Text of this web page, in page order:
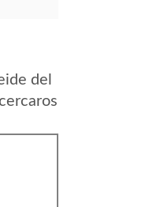
del